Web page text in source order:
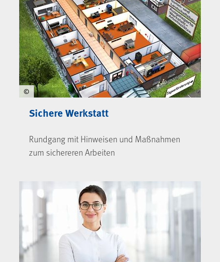
©
Sichere Werkstatt
Rundgang mit Hinweisen und Maßnahmen
zum sichereren Arbeiten